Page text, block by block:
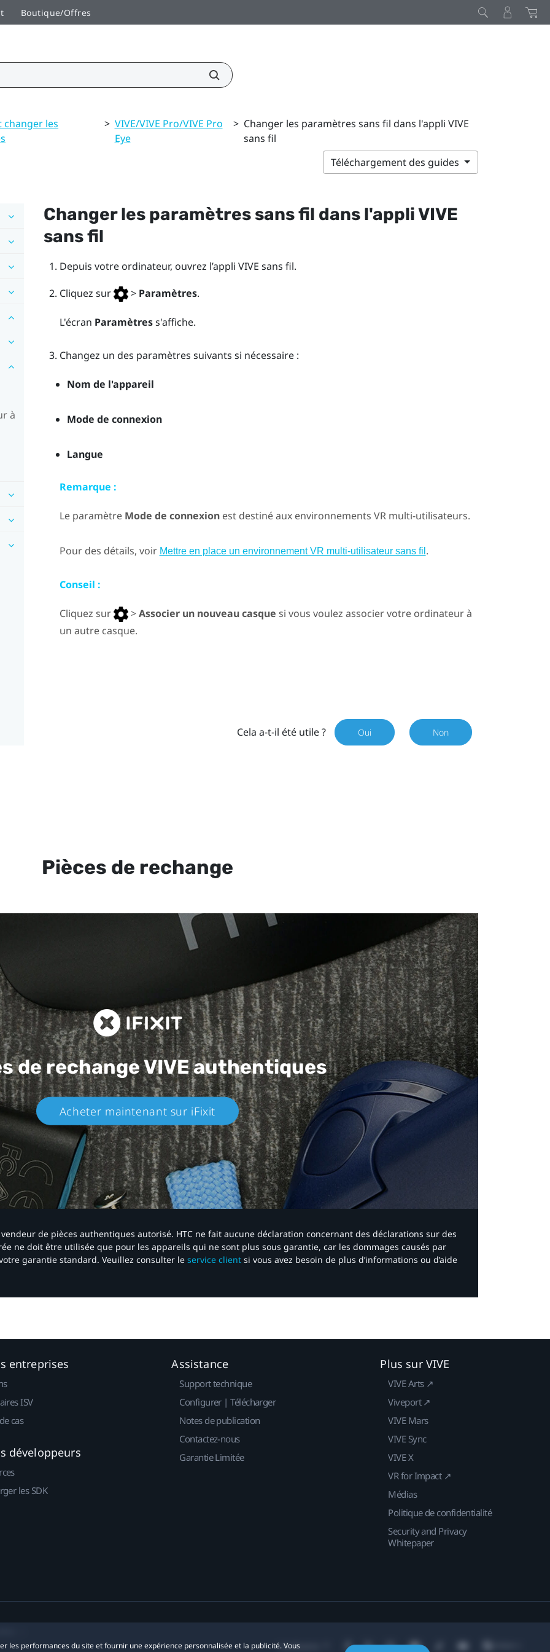
Boutique/Offres
changer les
> VIVE/VIVE Pro/VIVE Pro
Eye
> Changer les paramètres sans fil dans l'appli VIVE
sans fil
Téléchargement des guides
à
Changer les paramètres sans fil dans l'appliVIVE
sans fil
Depuis votre ordinateur, ouvrez l’appli VIVE sans fil.
Cliquez sur
> Paramètres.
L'écran Paramètress'affiche.
Changez un des paramètres suivants si nécessaire :
Nom de l'appareil
Mode de connexion
Langue
Remarque :
Le paramètre Mode de connexionest destiné aux environnements VR multi-utilisateurs.
Pour des détails, voir Mettre en place un environnement VR multi-utilisateur sans fil .
Conseil :
Cliquez sur >Associer un nouveau casque si vous voulez associer votre ordinateur à
un autre casque.
Cela a-t-il été utile ? Oui Non
Pièces de rechange
de rechangeVIVE authentiques​
Acheter maintenant sur iFixit​
de pièces authentiques autorisé. HTC ne fait aucune déclaration concernant des déclarations sur des
ne doit être utilisée que pour les appareils qui ne sont plus sous garantie, car les dommages causés par
garantie standard. Veuillez consulter le service client si vous avez besoin de plus d’informations ou d’aide
les performances du site et fournir une expérience personnalisée et la publicité. Vous
entreprises
ISV
cas
développeurs
les SDK
Assistance
Support technique
Configurer | Télécharger
Notes de publication
Contactez-nous
Garantie Limitée
Plus sur VIVE
VIVE Arts ↗
Viveport ↗
VIVE Mars
VIVE Sync
VIVE X
VR for Impact ↗
Médias
Politique de confidentialité
Security and Privacy
Whitepaper
Localisation